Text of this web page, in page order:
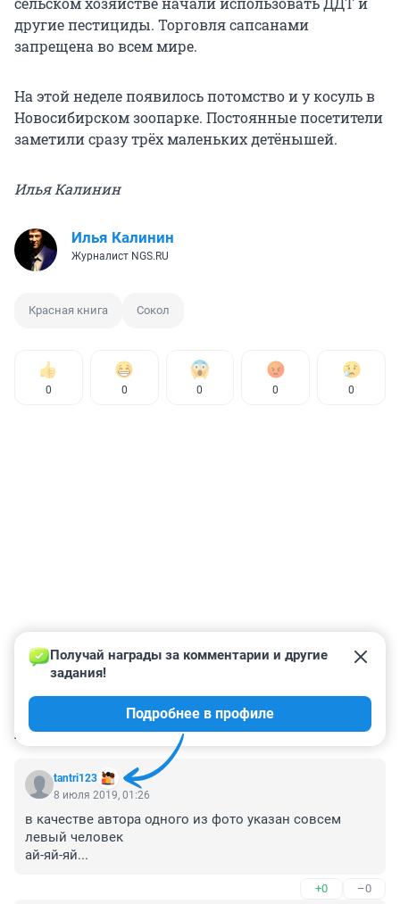
другие пестициды. Торговля сапсанами
запрещена во всем мире.
На этой неделе появилось потомство и у косуль в
Новосибирском зоопарке. Постоянные посетители
заметили сразу трёх маленьких детёнышей.
Илья Калинин
Илья Калинин
Журналист NGS.RU
Красная книга Сокол
0 0 0 0 0
КОММЕНТАРИИ 19
tantri123
Получай награды за комментарии и другие
задания!
Подробнее в профиле
8 июля 2019, 01:26
в качестве автора одного из фото указан совсем
левый человек
ай-яй-яй...
+0 –0